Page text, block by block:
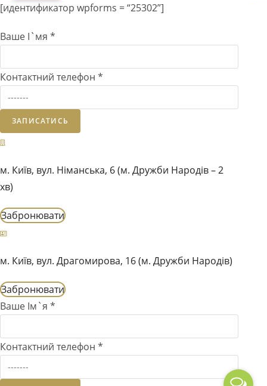
[идентификатор wpforms = “25302”]
Ваше І`мя *
Контактний телефон *
ЗАПИСАТИСЬ
м. Київ, вул. Німанська, 6 (м. Дружби Народів – 2
хв)
Забронювати
м. Київ, вул. Драгомирова, 16 (м. Дружби Народів)
Забронювати
Ваше Ім`я *
Контактний телефон *